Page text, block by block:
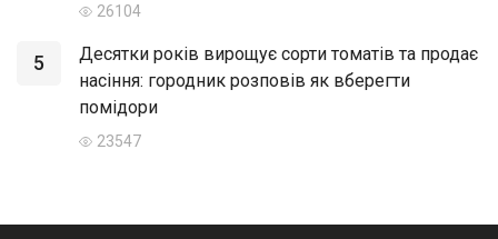
26104
5
Десятки років вирощує сорти томатів та продає
насіння: городник розповів як вберегти
помідори
23547